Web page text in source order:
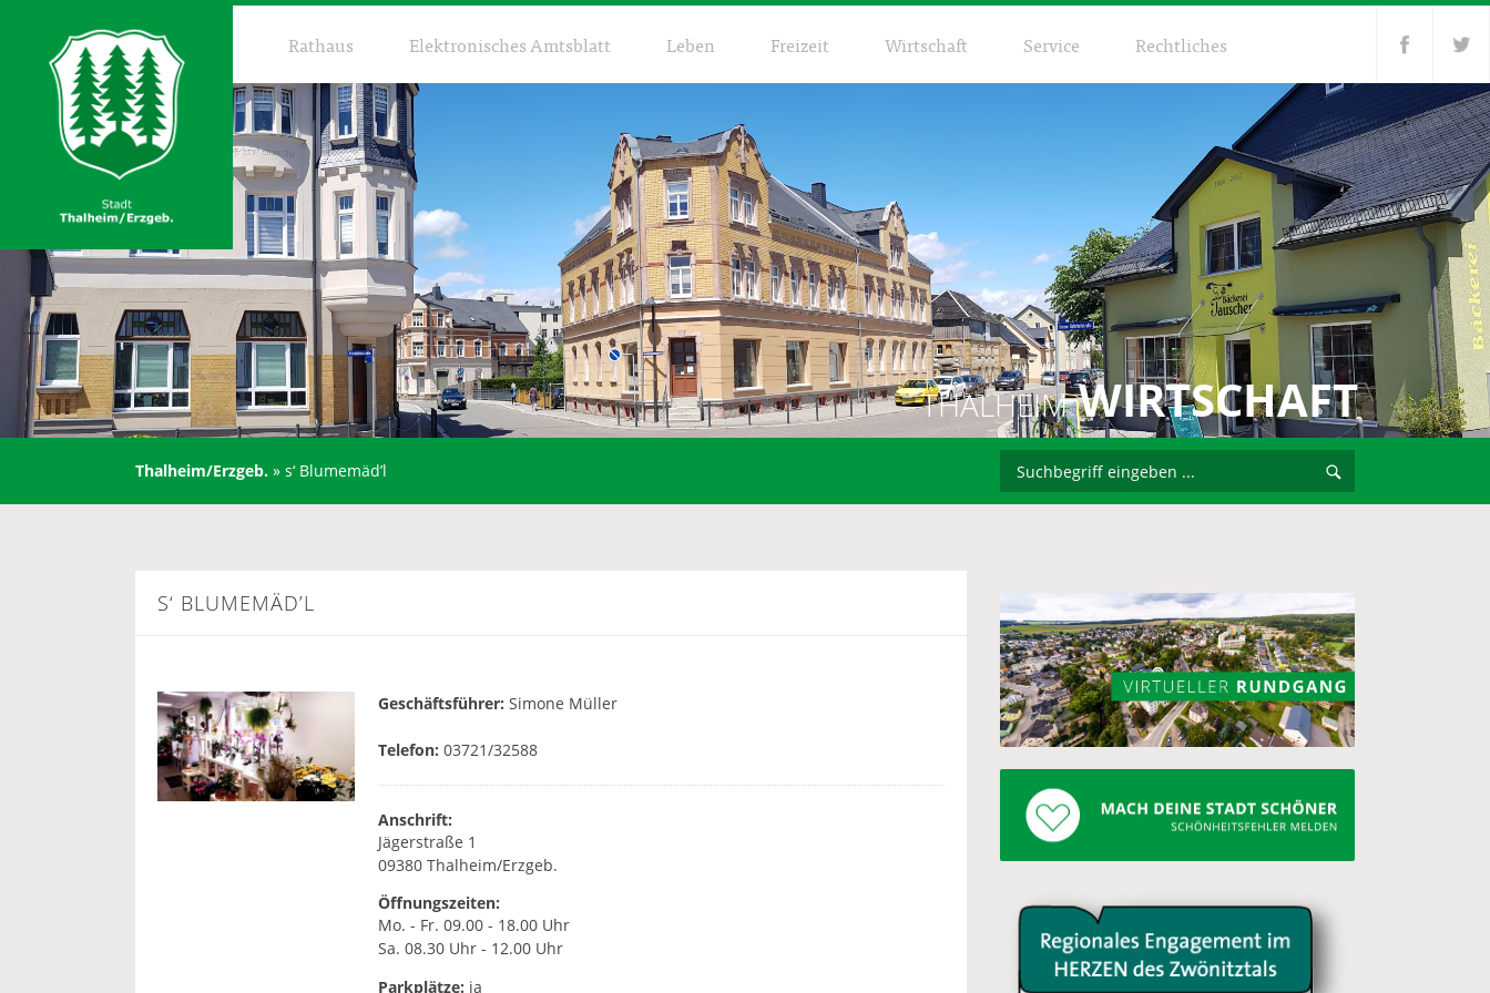
Rathaus Elektronisches Amtsblatt Leben Freizeit Wirtschaft Service Rechtliches
THALHEIMWIRTSCHAFT
Thalheim/Erzgeb. » s‘ Blumemäd’l
S‘ BLUMEMÄD’L
Geschäftsführer: Simone Müller
Telefon: 03721/32588
Anschrift:
Jägerstraße 1
09380 Thalheim/Erzgeb.
Öffnungszeiten:
Mo. - Fr. 09.00 - 18.00 Uhr
Sa. 08.30 Uhr - 12.00 Uhr
Parkplätze: ja